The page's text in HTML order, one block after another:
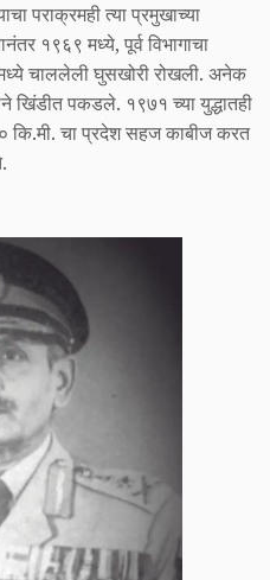
पराक्रमही त्या प्रमुखाच्या
१९६९ मध्ये, पूर्व विभागाचा
चाललेली घुसखोरी रोखली. अनेक
खिंडीत पकडले. १९७१ च्या युद्धातही
कि.मी. चा प्रदेश सहज काबीज करत